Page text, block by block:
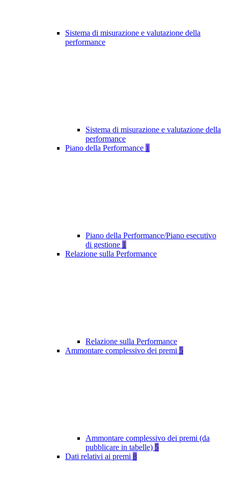
Sistema di misurazione e valutazione della
performance
Sistema di misurazione e valutazione della
performance
Piano della Performance 1
Piano della Performance/Piano esecutivo
di gestione 1
Relazione sulla Performance
Relazione sulla Performance
Ammontare complessivo dei premi 5
Ammontare complessivo dei premi (da
pubblicare in tabelle) 5
Dati relativi ai premi 8